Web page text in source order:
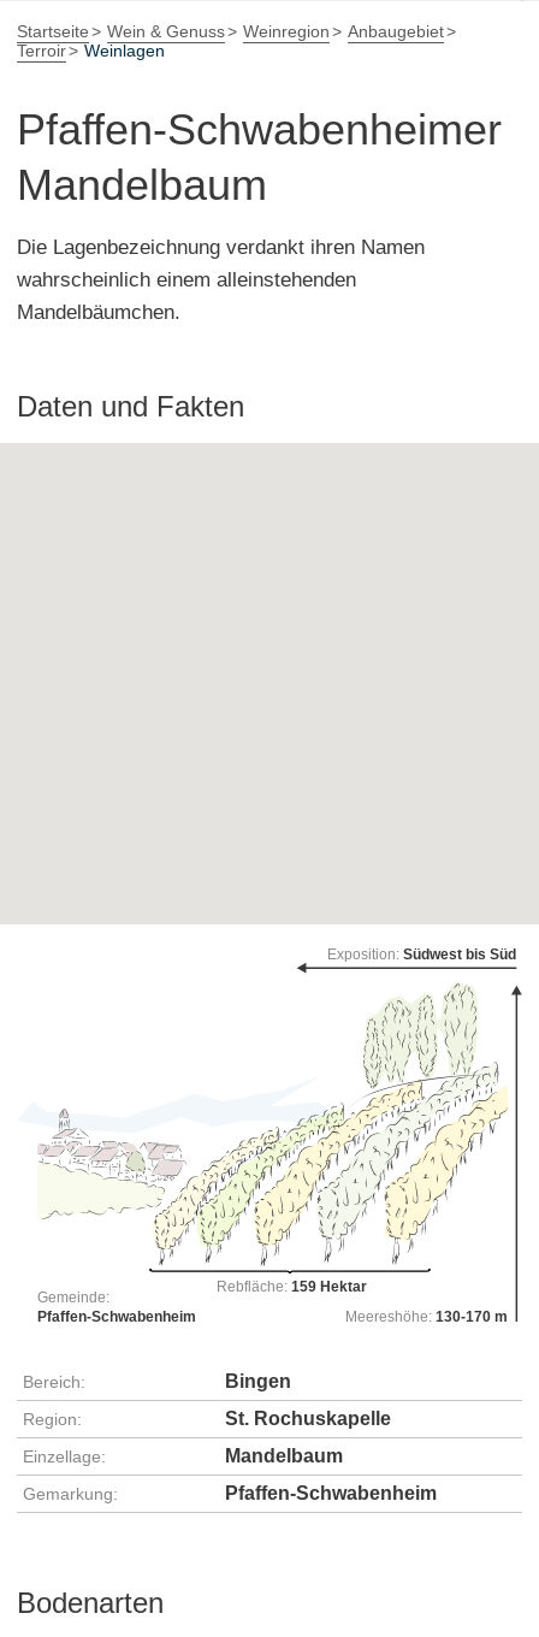
Startseite Wein & Genuss Weinregion
Anbaugebiet
Terroir
Weinlagen
Pfaffen-Schwabenheimer
Mandelbaum
Die Lagenbezeichnung verdankt ihren Namen
wahrscheinlich einem alleinstehenden
Mandelbäumchen.
Daten und Fakten
Rebfläche: 159 Hektar
Gemeinde:
Pfaffen-Schwabenheim
Meereshöhe: 130-170 m
Exposition: Südwest bis Süd
Bereich: Bingen
Region: St. Rochuskapelle
Einzellage: Mandelbaum
Gemarkung: Pfaffen-Schwabenheim
Bodenarten